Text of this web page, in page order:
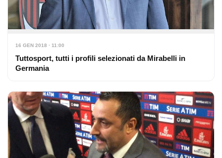
16 GEN 2018 · 11:00
Tuttosport, tutti i profili selezionati da Mirabelli in
Germania